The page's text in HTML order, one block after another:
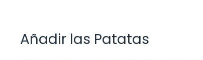
Añadir las Patatas